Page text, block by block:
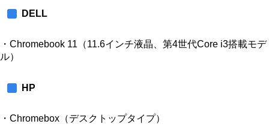
DELL
・Chromebook 11（11.6インチ液晶、第4世代Core i3搭載モデ
ル）
HP
・Chromebox（デスクトップタイプ）